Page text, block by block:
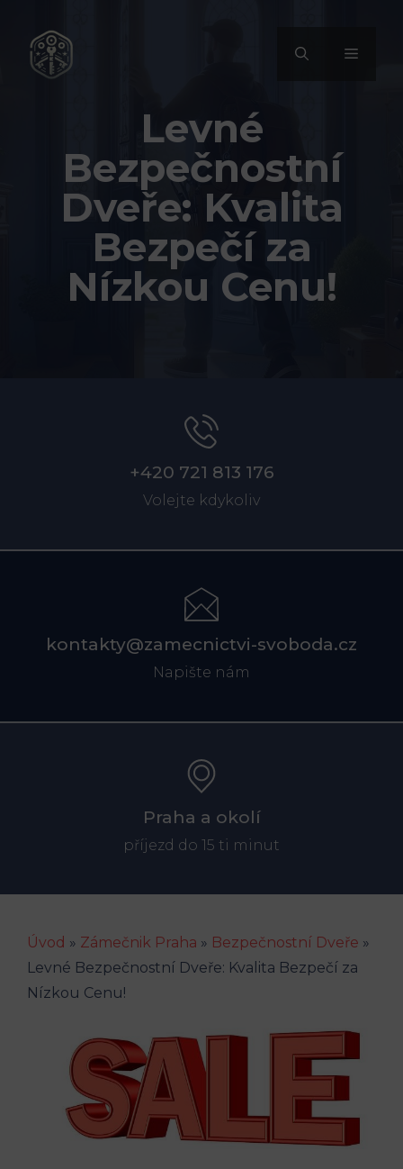
obsah
MENU
Levné
Bezpečnostní
Dveře: Kvalita
Bezpečí za
Nízkou Cenu!
+420 721 813 176
Volejte kdykoliv
kontakty@zamecnictvi-svoboda.cz
Napište nám
Praha a okolí
příjezd do 15 ti minut
Úvod » Zámečnik Praha » Bezpečnostní Dveře »
Levné Bezpečnostní Dveře: Kvalita Bezpečí za
Nízkou Cenu!